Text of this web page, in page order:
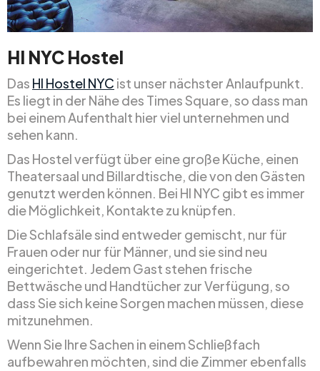
HI NYC Hostel
Das HI Hostel NYC ist unser nächster Anlaufpunkt.
Es liegt in der Nähe des Times Square, so dass man
bei einem Aufenthalt hier viel unternehmen und
sehen kann.
Das Hostel verfügt über eine große Küche, einen
Theatersaal und Billardtische, die von den Gästen
genutzt werden können. Bei HI NYC gibt es immer
die Möglichkeit, Kontakte zu knüpfen.
Die Schlafsäle sind entweder gemischt, nur für
Frauen oder nur für Männer, und sie sind neu
eingerichtet. Jedem Gast stehen frische
Bettwäsche und Handtücher zur Verfügung, so
dass Sie sich keine Sorgen machen müssen, diese
mitzunehmen.
Wenn Sie Ihre Sachen in einem Schließfach
aufbewahren möchten, sind die Zimmer ebenfalls